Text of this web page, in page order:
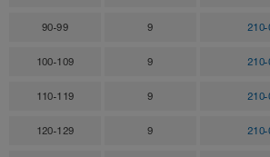
90-99 9
100-109 9
110-119 9
120-129 9